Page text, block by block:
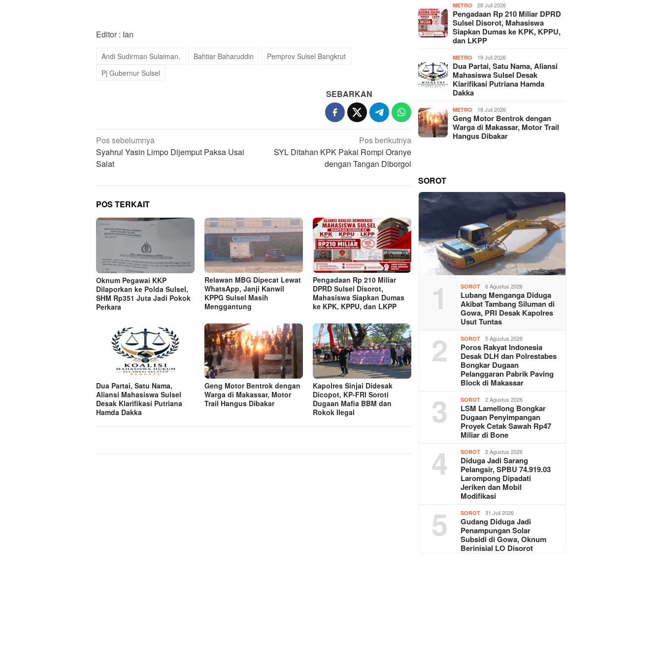
Editor : Ian
Andi Sudirman Sulaiman. Bahtiar Baharuddin
Pemprov Sulsel Bangkrut
Pj Gubernur Sulsel
SEBARKAN
Navigasi
pos
Pos sebelumnya
Syahrul Yasin Limpo Dijemput Paksa Usai
Salat
Pos berikutnya
SYL Ditahan KPK Pakai Rompi Oranye
dengan Tangan Diborgol
POS TERKAIT
Oknum Pegawai KKP
Dilaporkan ke Polda Sulsel,
SHM Rp351 Juta Jadi Pokok
Perkara
Relawan MBG Dipecat Lewat
WhatsApp, Janji Kanwil
KPPG Sulsel Masih
Menggantung
Pengadaan Rp 210 Miliar
DPRD Sulsel Disorot,
Mahasiswa Siapkan Dumas
ke KPK, KPPU, dan LKPP
Dua Partai, Satu Nama,
Aliansi Mahasiswa Sulsel
Desak Klarifikasi Putriana
Hamda Dakka
Geng Motor Bentrok dengan
Warga di Makassar, Motor
Trail Hangus Dibakar
Kapolres Sinjai Didesak
Dicopot, KP-FRI Soroti
Dugaan Mafia BBM dan
Rokok Ilegal
METRO 28 Juli 2026
Pengadaan Rp 210 Miliar DPRD
Sulsel Disorot, Mahasiswa
Siapkan Dumas ke KPK, KPPU,
dan LKPP
METRO 19 Juli 2026
Dua Partai, Satu Nama, Aliansi
Mahasiswa Sulsel Desak
Klarifikasi Putriana Hamda
Dakka
METRO 18 Juli 2026
Geng Motor Bentrok dengan
Warga di Makassar, Motor Trail
Hangus Dibakar
SOROT
1 SOROT 6 Agustus 2026
Lubang Menganga Diduga
Akibat Tambang Siluman di
Gowa, PRI Desak Kapolres
Usut Tuntas
2 SOROT 5 Agustus 2026
Poros Rakyat Indonesia
Desak DLH dan Polrestabes
Bongkar Dugaan
Pelanggaran Pabrik Paving
Block di Makassar
3 SOROT 2 Agustus 2026
LSM Lamellong Bongkar
Dugaan Penyimpangan
Proyek Cetak Sawah Rp47
Miliar di Bone
4 SOROT 2 Agustus 2026
Diduga Jadi Sarang
Pelangsir, SPBU 74.919.03
Larompong Dipadati
Jeriken dan Mobil
Modifikasi
5 SOROT 31 Juli 2026
Gudang Diduga Jadi
Penampungan Solar
Subsidi di Gowa, Oknum
Berinisial LO Disorot